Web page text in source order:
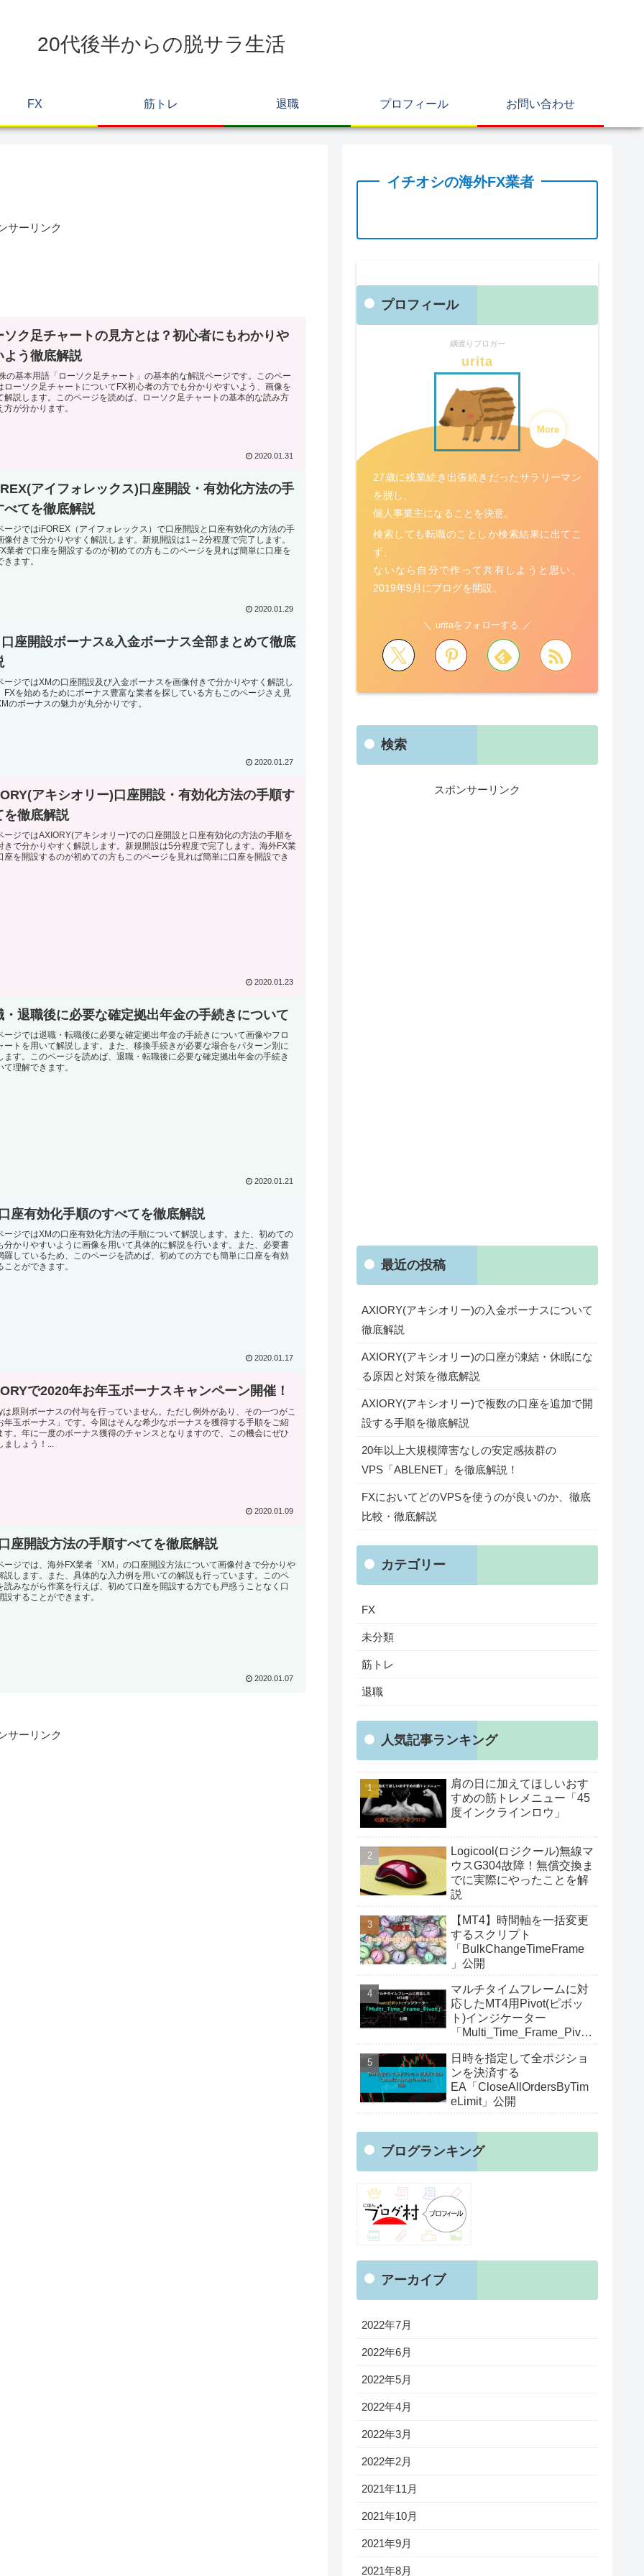
20代後半からの脱サラ生活
FX 筋トレ 退職 プロフィール お問い合わせ
サーリンク
ソク足チャートの見方とは？初心者にもわかりや
よう徹底解説
の基本用語「ローソク足チャート」の基本的な解説ページです。このペー
ローソク足チャートについてFX初心者の方でも分かりやすいよう、画像を
解説します。このページを読めば、ローソク足チャートの基本的な読み方
方が分かります。
2020.01.31
アイフォレックス)口座開設・有効化方法の手
べてを徹底解説
ージではiFOREX（アイフォレックス）で口座開設と口座有効化の方法の手
像付きで分かりやすく解説します。新規開設は1～2分程度で完了します。
業者で口座を開設するのが初めての方もこのページを見れば簡単に口座を
きます。
2020.01.29
座開設ボーナス&入金ボーナス全部まとめて徹底
ージではXMの口座開設及び入金ボーナスを画像付きで分かりやすく解説し
FXを始めるためにボーナス豊富な業者を探している方もこのページさえ見
のボーナスの魅力が丸分かりです。
2020.01.27
アキシオリー)口座開設・有効化方法の手順す
を徹底解説
ージではAXIORY(アキシオリー)での口座開設と口座有効化の方法の手順を
きで分かりやすく解説します。新規開設は5分程度で完了します。海外FX業
座を開設するのが初めての方もこのページを見れば簡単に口座を開設でき
2020.01.23
・退職後に必要な確定拠出年金の手続きについて
ージでは退職・転職後に必要な確定拠出年金の手続きについて画像やフロ
ートを用いて解説します。また、移換手続きが必要な場合をパターン別に
ます。このページを読めば、退職・転職後に必要な確定拠出年金の手続き
て理解できます。
2020.01.21
座有効化手順のすべてを徹底解説
ージではXMの口座有効化方法の手順について解説します。また、初めての
分かりやすいように画像を用いて具体的に解説を行います。また、必要書
羅しているため、このページを読めば、初めての方でも簡単に口座を有効
ことができます。
2020.01.17
で2020年お年玉ボーナスキャンペーン開催！
は原則ボーナスの付与を行っていません。ただし例外があり、その一つがこ
年玉ボーナス」です。今回はそんな希少なボーナスを獲得する手順をご紹
す。年に一度のボーナス獲得のチャンスとなりますので、この機会にぜひ
ましょう！...
2020.01.09
座開設方法の手順すべてを徹底解説
ージでは、海外FX業者「XM」の口座開設方法について画像付きで分かりや
説します。また、具体的な入力例を用いての解説も行っています。このペ
読みながら作業を行えば、初めて口座を開設する方でも戸惑うことなく口
設することができます。
2020.01.07
サーリンク
イチオシの海外FX業者
プロフィール
綱渡りブロガー
urita
27歳に残業続き出張続きだったサラリーマン
を脱し、
個人事業主になることを決意。
検索しても転職のことしか検索結果に出てこ
ず、
ないなら自分で作って共有しようと思い、
2019年9月にブログを開設。
More
uritaをフォローする
検索
スポンサーリンク
最近の投稿
AXIORY(アキシオリー)の入金ボーナスについて
徹底解説
AXIORY(アキシオリー)の口座が凍結・休眠にな
る原因と対策を徹底解説
AXIORY(アキシオリー)で複数の口座を追加で開
設する手順を徹底解説
20年以上大規模障害なしの安定感抜群の
VPS「ABLENET」を徹底解説！
FXにおいてどのVPSを使うのが良いのか、徹底
比較・徹底解説
カテゴリー
FX
未分類
筋トレ
退職
人気記事ランキング
肩の日に加えてほしいおす
すめの筋トレメニュー「45
度インクラインロウ」
Logicool(ロジクール)無線マ
ウスG304故障！無償交換ま
でに実際にやったことを解
説
【MT4】時間軸を一括変更
するスクリプト
「BulkChangeTimeFrame
」公開
マルチタイムフレームに対
応したMT4用Pivot(ピボッ
ト)インジケーター
「Multi_Time_Frame_Pivot
日時を指定して全ポジショ
ンを決済する
EA「CloseAllOrdersByTim
eLimit」公開
ブログランキング
アーカイブ
2022年7月
2022年6月
2022年5月
2022年4月
2022年3月
2022年2月
2021年11月
2021年10月
2021年9月
2021年8月